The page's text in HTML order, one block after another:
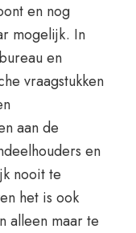
en nog
mogelijk. In
en
vraagstukken
aan de
en
nooit te
het is ook
alleen maar te